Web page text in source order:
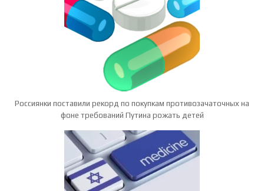
Россиянки поставили рекорд по покупкам противозачаточных на
фоне требований Путина рожать детей